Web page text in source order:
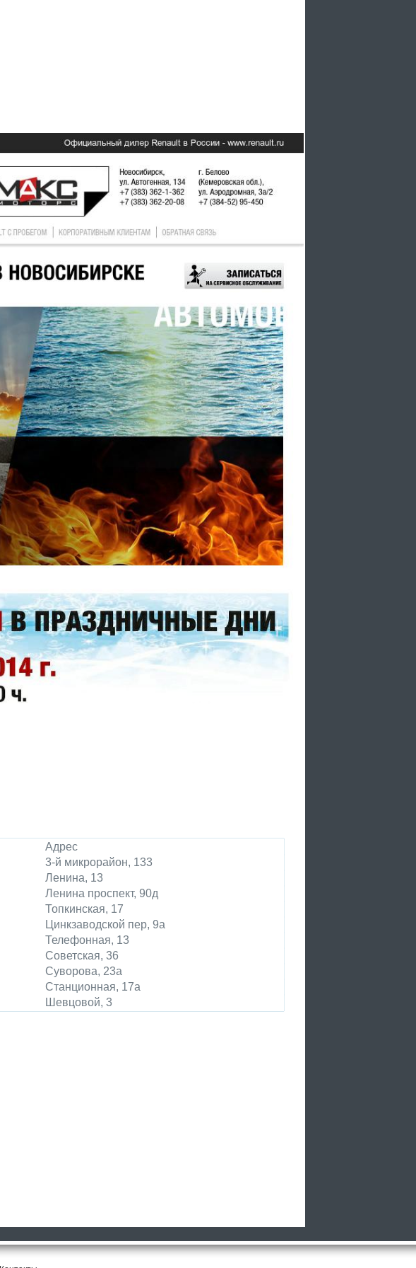
Адрес
3-й микрорайон, 133
Ленина, 13
Ленина проспект, 90д
Топкинская, 17
Цинкзаводской пер, 9а
Телефонная, 13
Советская, 36
Суворова, 23а
Станционная, 17а
Шевцовой, 3